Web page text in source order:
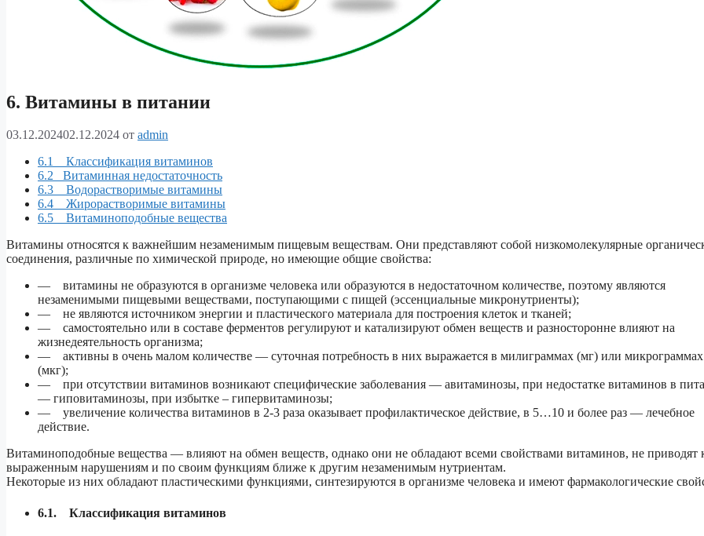
6. Витамины в питании
03.12.202402.12.2024 от admin
6.1 Классификация витаминов
6.2 Витаминная недостаточность
6.3 Водорастворимые витамины
6.4 Жирорастворимые витамины
6.5 Витаминоподобные вещества
Витамины относятся к важнейшим незаменимым пищевым веществам. Они представляют собой низкомолекулярные
соединения, различные по химической природе, но имеющие общие свойства:
— витамины не образуются в организме человека или образуются в недостаточном количестве, поэтому являются
незаменимыми пищевыми веществами, поступающими с пищей (эссенциальные микронутриенты);
— не являются источником энергии и пластического материала для построения клеток и тканей;
— самостоятельно или в составе ферментов регулируют и катализируют обмен веществ и разносторонне влияют на
жизнедеятельность организма;
— активны в очень малом количестве — суточная потребность в них выражается в милиграммах (мг) или микрограммах
(мкг);
— при отсутствии витаминов возникают специфические заболевания — авитаминозы, при недостатке витаминов в
— гиповитаминозы, при избытке – гипервитаминозы;
— увеличение количества витаминов в 2-3 раза оказывает профилактическое действие, в 5…10 и более раз — лечебное
действие.
Витаминоподобные вещества — влияют на обмен веществ, однако они не обладают всеми свойствами витаминов, не приводят
выраженным нарушениям и по своим функциям ближе к другим незаменимым нутриентам.
Некоторые из них обладают пластическими функциями, синтезируются в организме человека и имеют фармакологические
6.1. Классификация витаминов